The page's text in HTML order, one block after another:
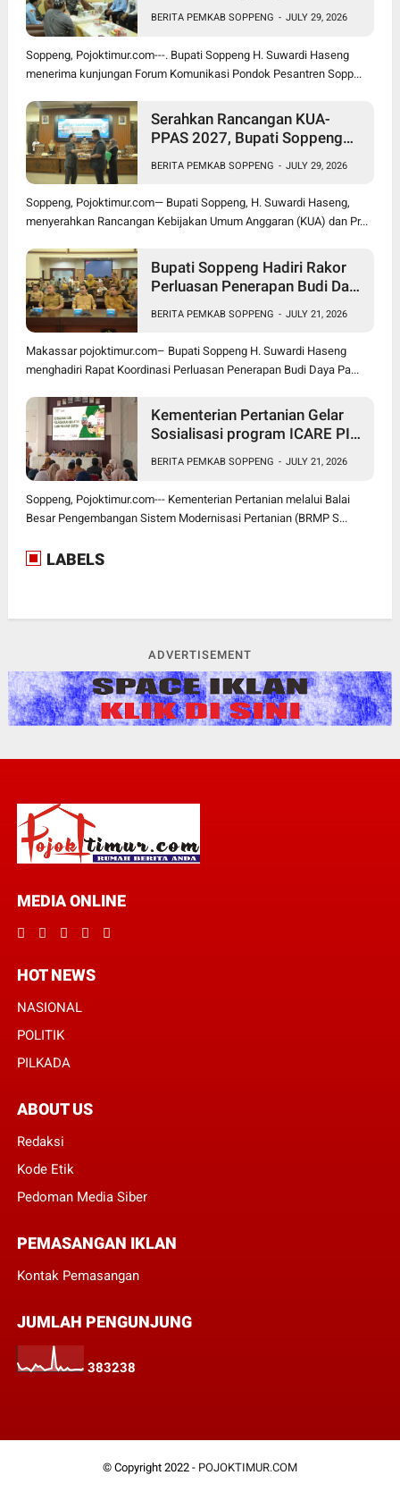
BERITA PEMKAB SOPPENG - JULY 29, 2026
Soppeng, Pojoktimur.com---. Bupati Soppeng H. Suwardi Haseng
menerima kunjungan Forum Komunikasi Pondok Pesantren Sopp...
Serahkan Rancangan KUA-
PPAS 2027, Bupati Soppeng
Tengah Tekanan Fiskal
BERITA PEMKAB SOPPENG - JULY 29, 2026
Soppeng, Pojoktimur.com— Bupati Soppeng, H. Suwardi Haseng,
menyerahkan Rancangan Kebijakan Umum Anggaran (KUA) dan Pr...
Bupati Soppeng Hadiri Rakor
Perluasan Penerapan Budi Daya
BERITA PEMKAB SOPPENG - JULY 21, 2026
Makassar pojoktimur.com– Bupati Soppeng H. Suwardi Haseng
menghadiri Rapat Koordinasi Perluasan Penerapan Budi Daya Pa...
Kementerian Pertanian Gelar
Sosialisasi program ICARE PIU
BERITA PEMKAB SOPPENG - JULY 21, 2026
Soppeng, Pojoktimur.com--- Kementerian Pertanian melalui Balai
Besar Pengembangan Sistem Modernisasi Pertanian (BRMP S...
LABELS
ADVERTISEMENT
MEDIA ONLINE
HOT NEWS
NASIONAL
POLITIK
PILKADA
ABOUT US
Redaksi
Kode Etik
Pedoman Media Siber
PEMASANGAN IKLAN
Kontak Pemasangan
JUMLAH PENGUNJUNG
383238
© Copyright 2022 - POJOKTIMUR.COM